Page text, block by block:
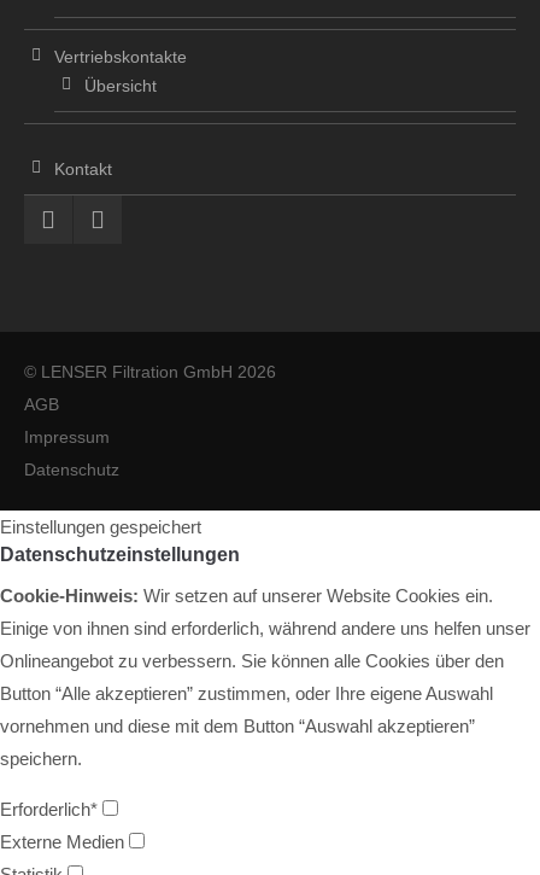
Vertriebskontakte
Übersicht
Kontakt
© LENSER Filtration GmbH 2026
AGB
Impressum
Datenschutz
Einstellungen gespeichert
Datenschutzeinstellungen
Cookie-Hinweis: Wir setzen auf unserer Website Cookies ein.
Einige von ihnen sind erforderlich, während andere uns helfen unser
Onlineangebot zu verbessern. Sie können alle Cookies über den
Button “Alle akzeptieren” zustimmen, oder Ihre eigene Auswahl
vornehmen und diese mit dem Button “Auswahl akzeptieren”
speichern.
Erforderlich*
Externe Medien